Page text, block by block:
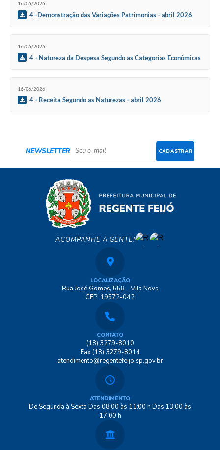
16/06/2026
4 -Demonstração das Variações Patrimonias - abril 2026
16/06/2026
4 - Natureza da Despesa Segundo as Categorias Econômicas
16/06/2026
4 - Receita Segundo as Naturezas - abril 2026
NEWSLETTER CADASTRAR
ACOMPANHE A GENTE!
LOCALIZAÇÃO
Rua José Gomes, 558 - Vila Nova
CEP: 19572-042
CONTATO
(18) 3279-8010
Fax (18) 3279-8014
atendimento@regentefeijo.sp.gov.br
ATENDIMENTO
De Segunda à Sexta Das 08:00 às 11:00 h Das 13:00 às
17:00 h